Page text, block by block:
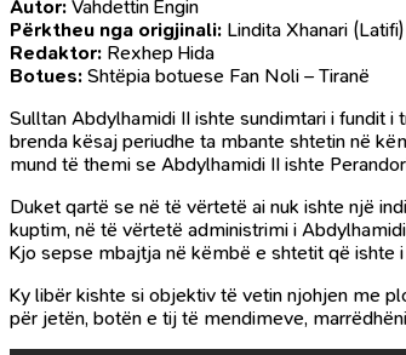
Autor: Vahdettin Engin
Përktheu nga origjinali: Lindita Xhanari (Latifi)
Redaktor: Rexhep Hida
Botues: Shtëpia botuese Fan Noli – Tiranë
Sulltan Abdylhamidi II ishte sundimtari i fundit
brenda kësaj periudhe ta mbante shtetin në
mund të themi se Abdylhamidi II ishte
Duket qartë se në të vërtetë ai nuk ishte një
kuptim, në të vërtetë administrimi i
Kjo sepse mbajtja në këmbë e shtetit që ishte
Ky libër kishte si objektiv të vetin njohjen me
për jetën, botën e tij të mendimeve,